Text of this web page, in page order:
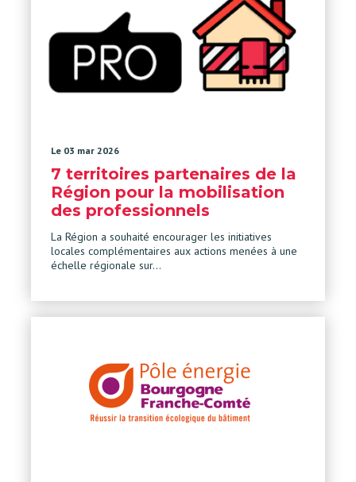
Le 03 mar 2026
7 territoires partenaires de la
Région pour la mobilisation
des professionnels
La Région a souhaité encourager les initiatives
locales complémentaires aux actions menées à une
échelle régionale sur…